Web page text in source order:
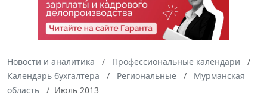
Новости и аналитика
Профессиональные календари
Календарь бухгалтера
Региональные
Мурманская
область
Июль 2013